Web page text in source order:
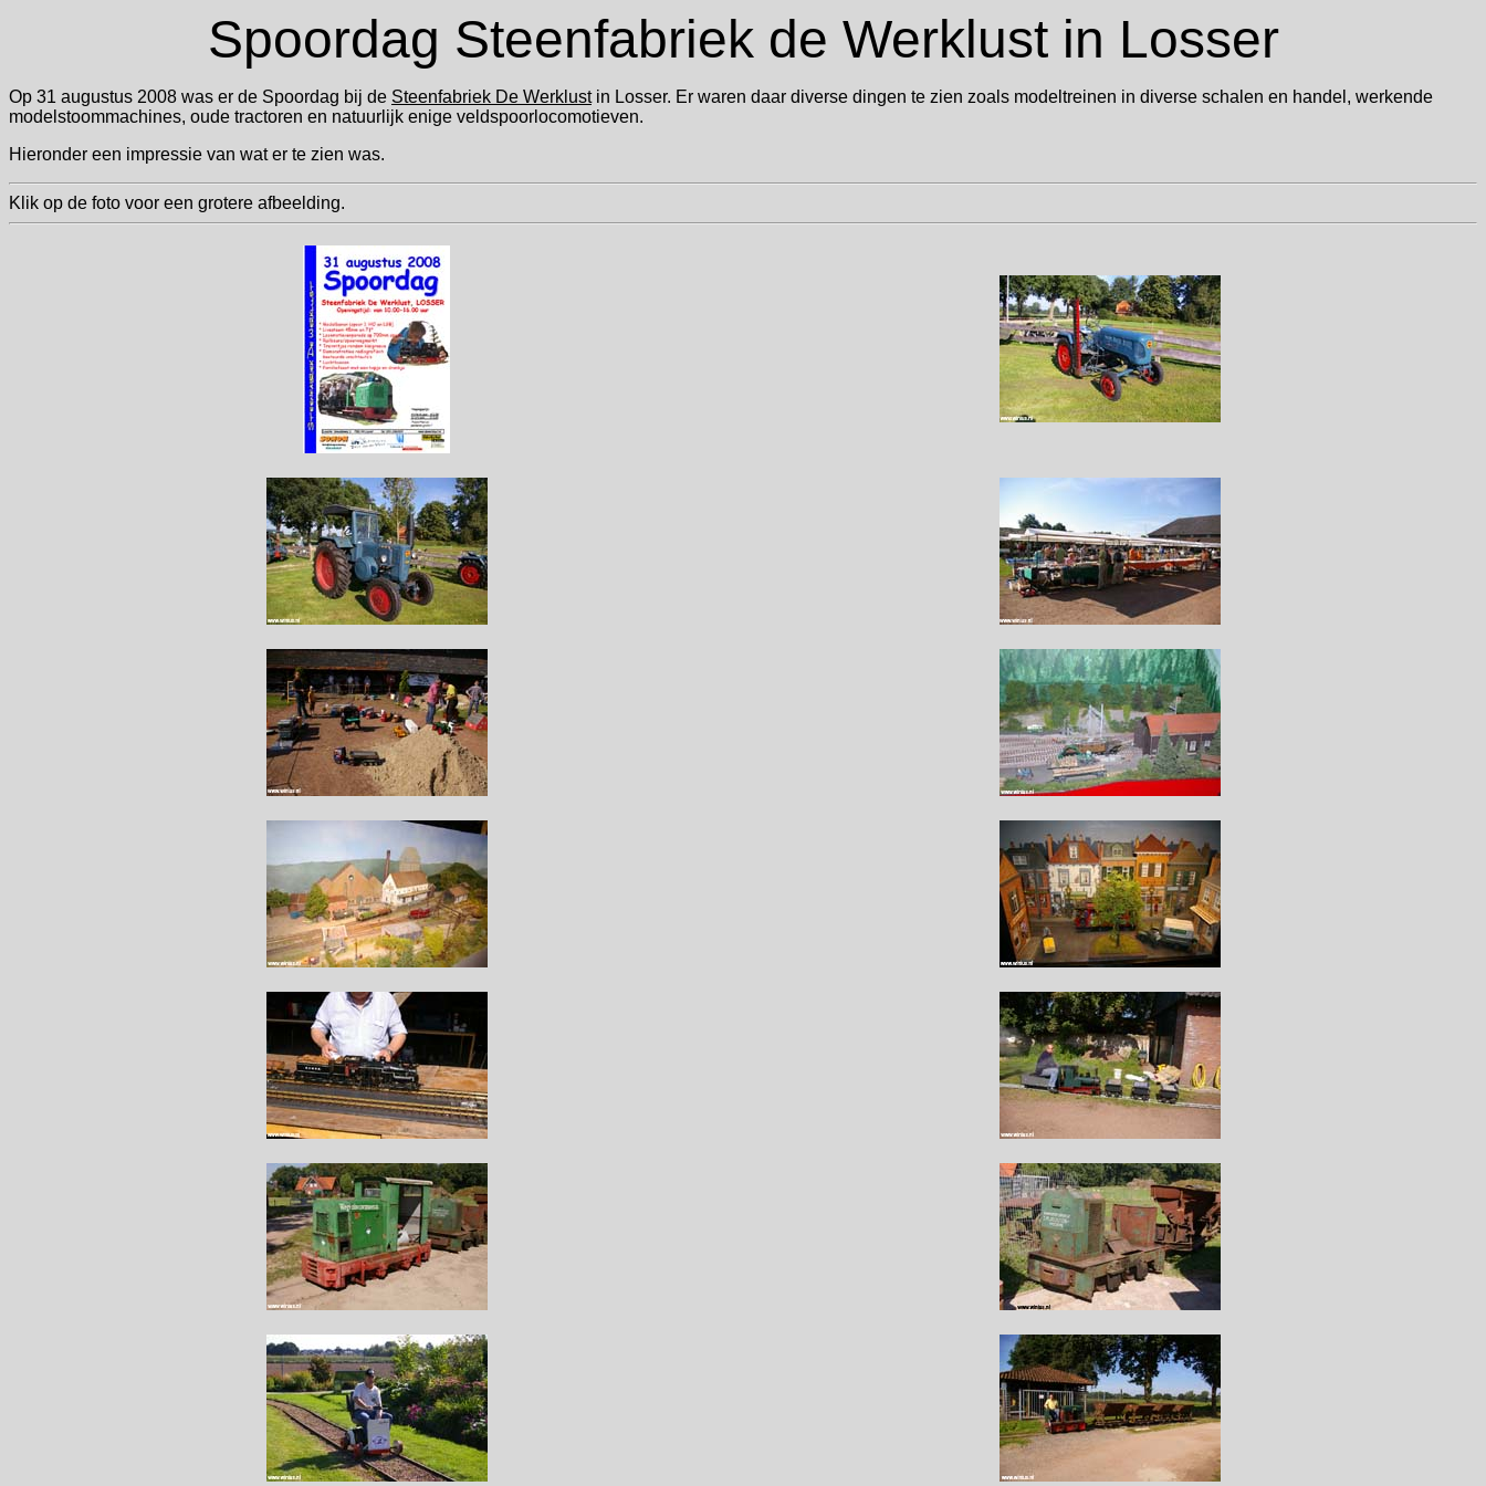
Spoordag Steenfabriek de Werklust in Losser
Op 31 augustus 2008 was er de Spoordag bij de Steenfabriek De Werklustin Losser. Er waren daar diverse dingen te zien zoals modeltreinen in diverse schalen en handel, werkende
modelstoommachines, oude tractoren en natuurlijk enige veldspoorlocomotieven.
Hieronder een impressie van wat er te zien was.
Klik op de foto voor een grotere afbeelding.